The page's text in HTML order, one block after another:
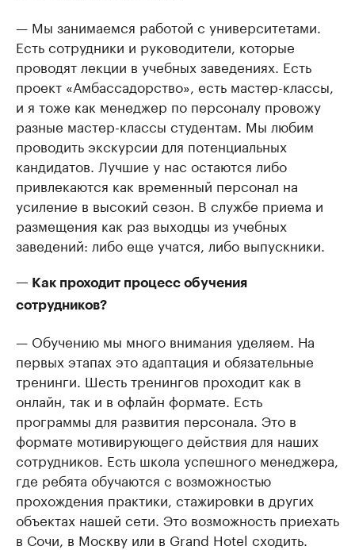
— Мы занимаемся работой с университетами.
Есть сотрудники и руководители, которые
проводят лекции в учебных заведениях. Есть
проект «Амбассадорство», есть мастер-классы,
и я тоже как менеджер по персоналу провожу
разные мастер-классы студентам. Мы любим
проводить экскурсии для потенциальных
кандидатов. Лучшие у нас остаются либо
привлекаются как временный персонал на
усиление в высокий сезон. В службе приема и
размещения как раз выходцы из учебных
заведений: либо еще учатся, либо выпускники.
— Как проходит процесс обучения
сотрудников?
— Обучению мы много внимания уделяем. На
первых этапах это адаптация и обязательные
тренинги. Шесть тренингов проходит как в
онлайн, так и в офлайн формате. Есть
программы для развития персонала. Это в
формате мотивирующего действия для наших
сотрудников. Есть школа успешного менеджера,
где ребята обучаются с возможностью
прохождения практики, стажировки в других
объектах нашей сети. Это возможность приехать
в Сочи, в Москву или в Grand Hotel сходить.